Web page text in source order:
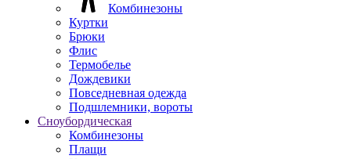
Комбинезоны
Куртки
Брюки
Флис
Термобелье
Дождевики
Повседневная одежда
Подшлемники, вороты
Сноубордическая
Комбинезоны
Плащи